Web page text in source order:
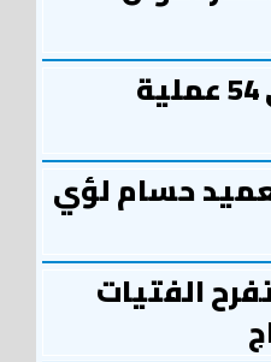
«صناع الخير» تجري 54 عملية
حسام لؤي
الفتيات